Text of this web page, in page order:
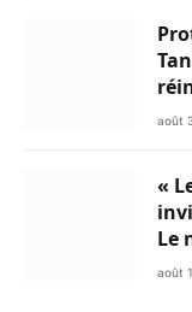
août
«
Le
août